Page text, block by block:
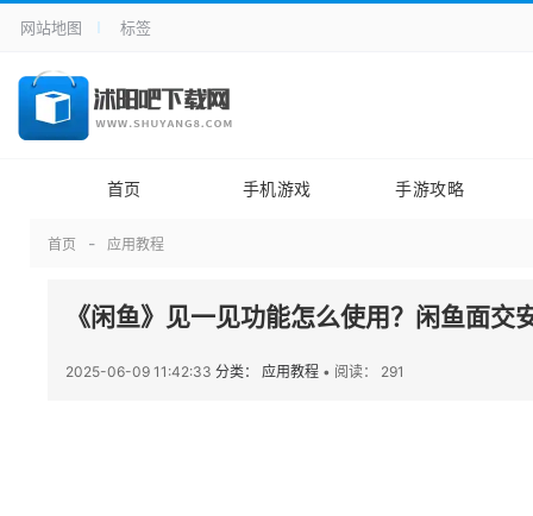
网站地图 标签
首页 手机游戏 手游攻略
首页 应用教程
《闲鱼》见一见功能怎么使用？闲鱼面交
2025-06-09 11:42:33 分类： 应用教程 • 阅读： 291